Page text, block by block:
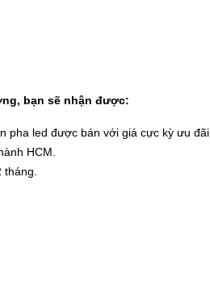
bạn sẽ nhận được:
pha led được bán với giá cực kỳ ưu đãi.
HCM.